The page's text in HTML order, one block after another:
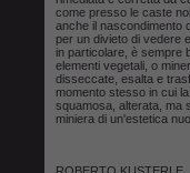
come presso le caste
anche il nascondimento
per un divieto di vedere
in particolare, è sempre
elementi vegetali, o
disseccate, esalta e
momento stesso in cui
squamosa, alterata, ma
miniera di un'estetica
ROBERTO KUSTERLE